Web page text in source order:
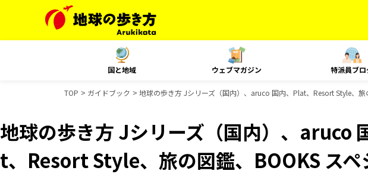
国と地域 ウェブマガジン 特派員ブロ
TOP ガイドブック 地球の歩き方 Jシリーズ（国内）、aruco 国内、Plat、Resort Style、
地球の歩き方 Jシリーズ（国内）、aruco
t、Resort Style、旅の図鑑、BOOKS スペ